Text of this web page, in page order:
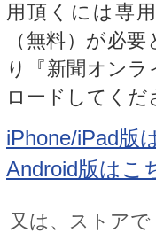
用頂くには専
（無料）が必
り『新聞オン
ロードしてくだ
iPhone/iPad版
Android版はこ
又は、ストアで